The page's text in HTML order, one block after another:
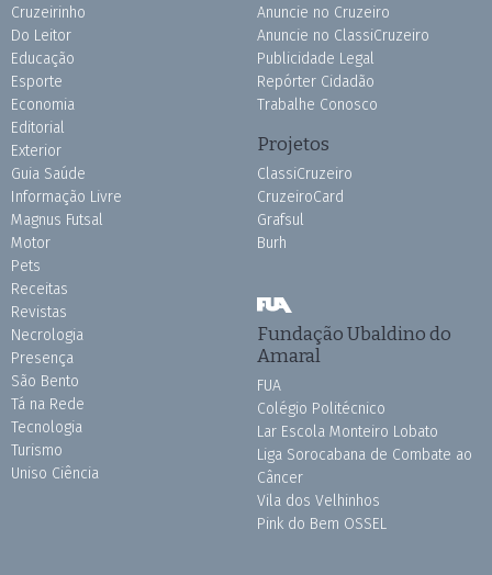
Cruzeirinho
Do Leitor
Educação
Esporte
Economia
Editorial
Exterior
Guia Saúde
Informação Livre
Magnus Futsal
Motor
Pets
Receitas
Revistas
Necrologia
Presença
São Bento
Tá na Rede
Tecnologia
Turismo
Uniso Ciência
Anuncie no Cruzeiro
Anuncie no ClassiCruzeiro
Publicidade Legal
Repórter Cidadão
Trabalhe Conosco
Projetos
ClassiCruzeiro
CruzeiroCard
Grafsul
Burh
Fundação Ubaldino do
Amaral
FUA
Colégio Politécnico
Lar Escola Monteiro Lobato
Liga Sorocabana de Combate ao
Câncer
Vila dos Velhinhos
Pink do Bem OSSEL